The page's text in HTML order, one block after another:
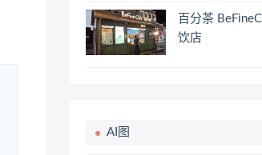
百分茶
饮店
AI图